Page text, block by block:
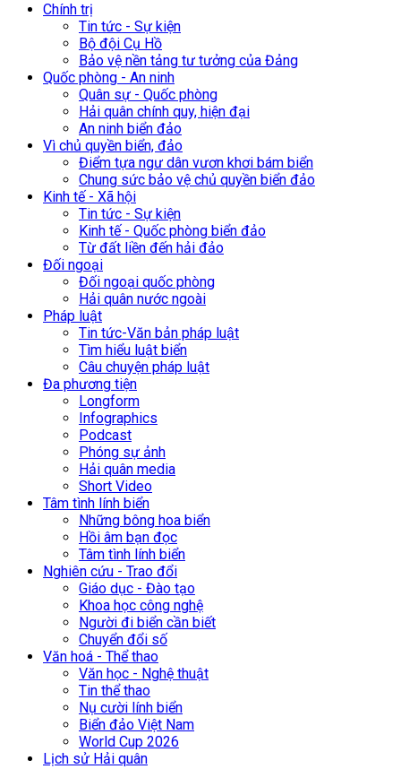
Chính trị
Tin tức - Sự kiện
Bộ đội Cụ Hồ
Bảo vệ nền tảng tư tưởng của Đảng
Quốc phòng - An ninh
Quân sự - Quốc phòng
Hải quân chính quy, hiện đại
An ninh biển đảo
Vì chủ quyền biển, đảo
Điểm tựa ngư dân vươn khơi bám biển
Chung sức bảo vệ chủ quyền biển đảo
Kinh tế - Xã hội
Tin tức - Sự kiện
Kinh tế - Quốc phòng biển đảo
Từ đất liền đến hải đảo
Đối ngoại
Đối ngoại quốc phòng
Hải quân nước ngoài
Pháp luật
Tin tức-Văn bản pháp luật
Tìm hiểu luật biển
Câu chuyện pháp luật
Đa phương tiện
Longform
Infographics
Podcast
Phóng sự ảnh
Hải quân media
Short Video
Tâm tình lính biển
Những bông hoa biển
Hồi âm bạn đọc
Tâm tình lính biển
Nghiên cứu - Trao đổi
Giáo dục - Đào tạo
Khoa học công nghệ
Người đi biển cần biết
Chuyển đổi số
Văn hoá - Thể thao
Văn học - Nghệ thuật
Tin thể thao
Nụ cười lính biển
Biển đảo Việt Nam
World Cup 2026
Lịch sử Hải quân